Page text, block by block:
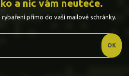
a nic vám neuteče.
přímo do vaší mailové schránky.